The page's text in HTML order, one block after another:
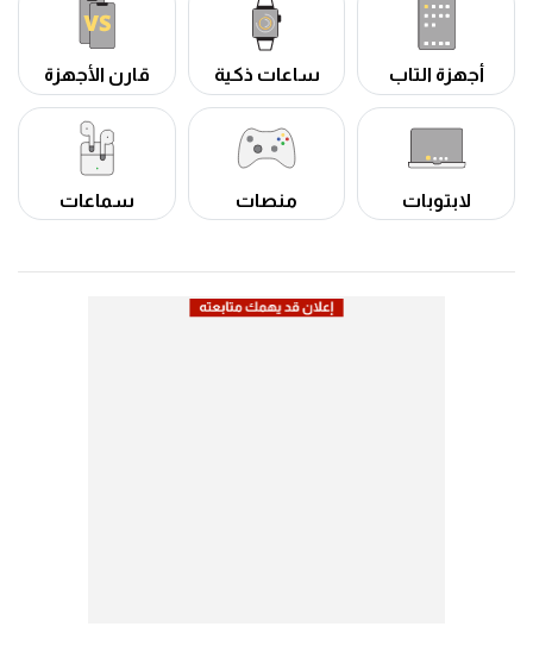
أجهزة التاب ساعات ذكية قارن الأجهزة
لابتوبات منصات سماعات